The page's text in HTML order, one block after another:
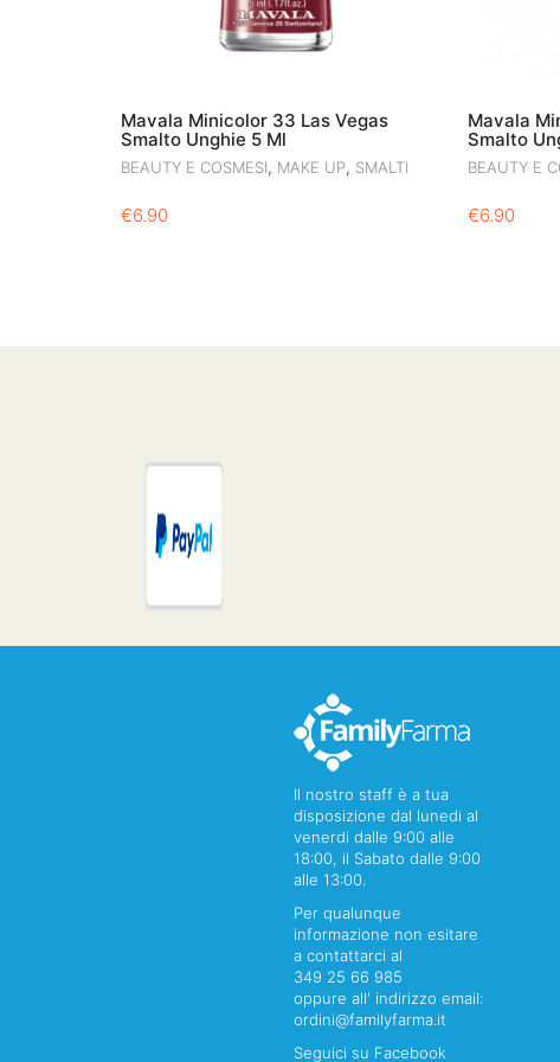
Mavala Minicolor 33 Las Vegas
Smalto Unghie 5 Ml
BEAUTY E COSMESI, MAKE UP, SMALTI
€6.90
Mavala
Smalto
BEAUTY E
€6.90
Il nostro staff è a tua
disposizione dal lunedi al
venerdi dalle 9:00 alle
18:00, il Sabato dalle 9:00
alle 13:00.
Per qualunque
informazione non esitare
a contattarci al
349 25 66 985
oppure all' indirizzo email:
ordini@familyfarma.it
Seguici su Facebook